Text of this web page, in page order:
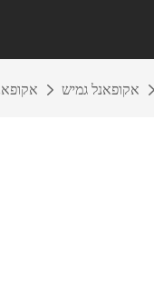
אקופאנל גמיש